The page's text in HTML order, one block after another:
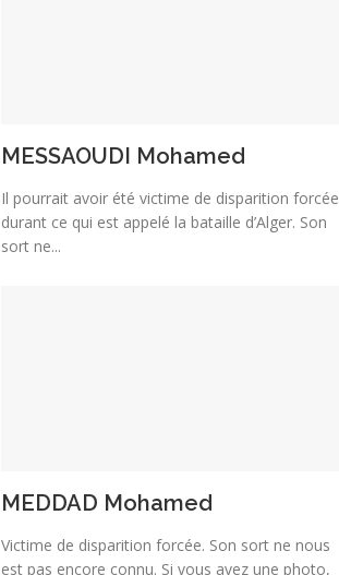
MESSAOUDI Mohamed
Il pourrait avoir été victime de disparition forcée
durant ce qui est appelé la bataille d’Alger. Son
sort ne...
MEDDAD Mohamed
Victime de disparition forcée. Son sort ne nous
est pas encore connu. Si vous avez une photo,